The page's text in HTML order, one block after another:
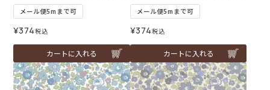
メール便5mまで可
¥374税込
カートに入れる
メール便5mまで可
¥374税込
カートに入れる